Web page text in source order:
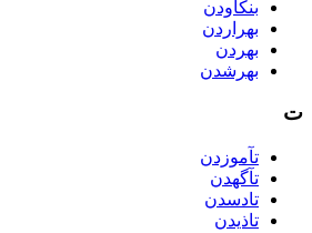
بنکاودن
بهراردن
بهردن
بهرشدن
ت
تآموزدن
تآگهدن
تادسدن
تاذیدن